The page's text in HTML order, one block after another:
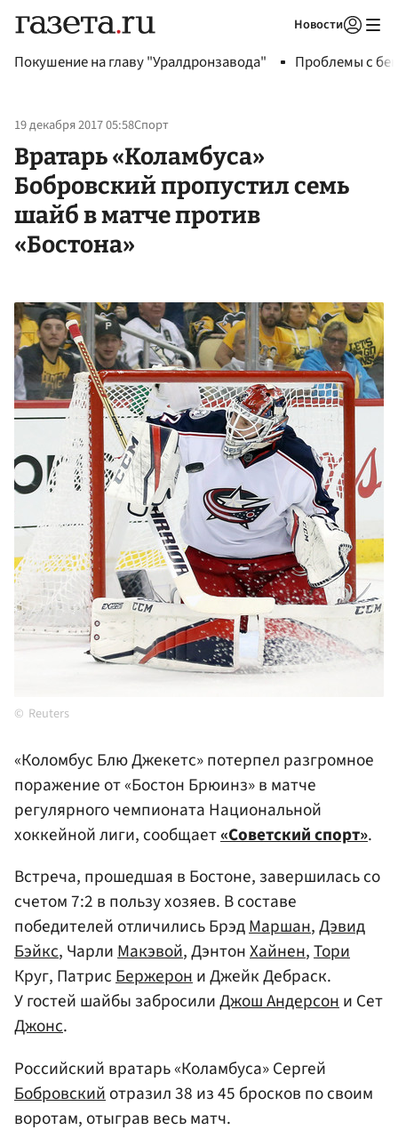
Новости
Покушение на главу "Уралдронзавода" Проблемы с
19 декабря 2017 05:58Спорт
Вратарь «Коламбуса»
Бобровский пропустил семь
шайб в матче против
«Бостона»
Reuters
«Коломбус Блю Джекетс» потерпел разгромное
поражение от «Бостон Брюинз» в матче
регулярного чемпионата Национальной
хоккейной лиги, сообщает«Советский спорт».
Встреча, прошедшая в Бостоне, завершилась со
счетом 7:2 в пользу хозяев. В составе
победителей отличились БрэдМаршан,Дэвид
Бэйкс, ЧарлиМакэвой, ДэнтонХайнен,Тори
Круг, ПатрисБержерони Джейк Дебраск.
У гостей шайбы забросилиДжош Андерсони Сет
Джонс.
Российский вратарь «Коламбуса» Сергей
Бобровский отразил 38 из 45 бросков по своим
воротам, отыграв весь матч.